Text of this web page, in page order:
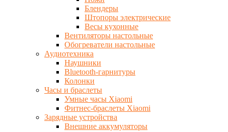
Блендеры
Штопоры электрические
Весы кухонные
Вентиляторы настольные
Обогреватели настольные
Аудиотехника
Наушники
Bluetooth-гарнитуры
Колонки
Часы и браслеты
Умные часы Xiaomi
Фитнес-браслеты Xiaomi
Зарядные устройства
Внешние аккумуляторы